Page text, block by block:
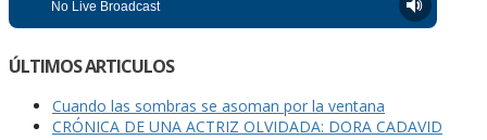
ÚLTIMOS ARTICULOS
Cuando las sombras se asoman por la ventana
CRÓNICA DE UNA ACTRIZ OLVIDADA: DORA CADAVID